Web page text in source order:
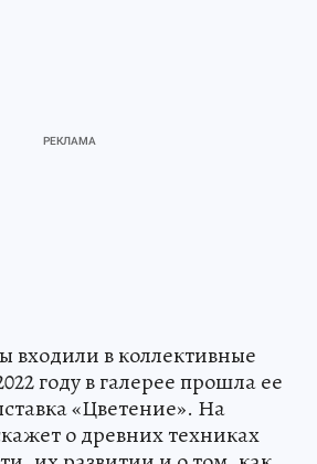
входили в коллективные
году в галерее прошла ее
«Цветение». На
о древних техниках